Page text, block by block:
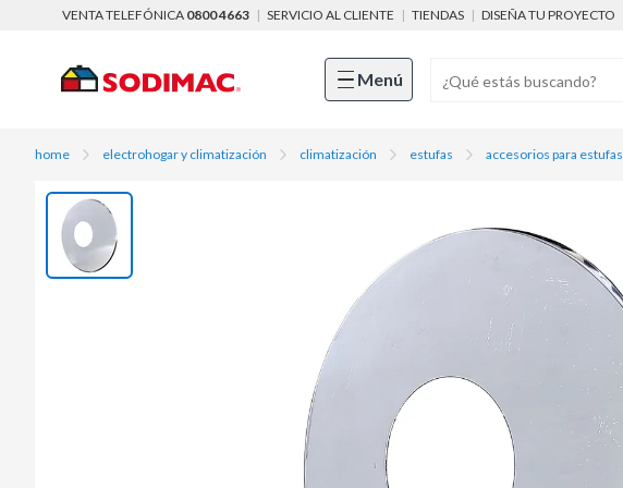
VENTA TELEFÓNICA 0800 4663 | SERVICIO AL CLIENTE | TIENDAS | DISEÑA TU PROYECTO
Menú
home electrohogar y climatización climatización estufas accesorios para estufas